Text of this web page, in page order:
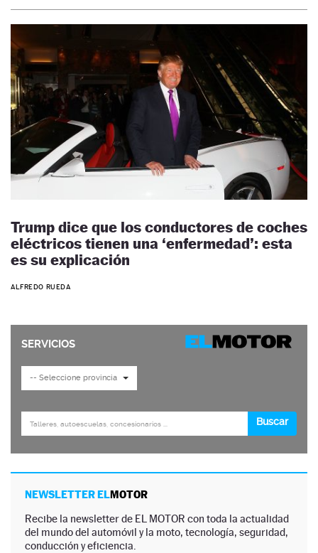
Trump dice que los conductores de coches
eléctricos tienen una ‘enfermedad’: esta
es su explicación
ALFREDO RUEDA
NEWSLETTER ELMOTOR
Recibe la newsletter de EL MOTOR con toda la actualidad
del mundo del automóvil y la moto, tecnología, seguridad,
conducción y eficiencia.